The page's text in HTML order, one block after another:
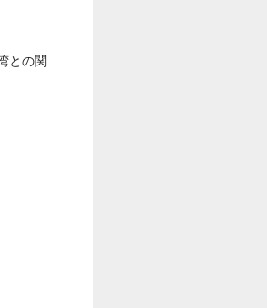
との関